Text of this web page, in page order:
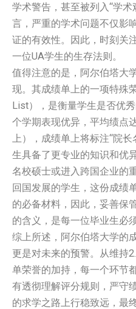
学术警告，甚至被列入“学
言，严重的学术问题不仅影
证的有效性。因此，时刻关
一位UA学生的生存法则。
值得注意的是，阿尔伯塔大
现。其成绩单上的一项特殊
List），是衡量学生是否优
个学期表现优异，平均绩点
上），成绩单上将标注“院
生具备了更专业的知识和优
名校硕士或进入跨国企业的
回国发展的学生，这份成绩
的必备材料，因此，妥善保
的含义，是每一位毕业生必
综上所述，阿尔伯塔大学的
更是对未来的预警。从维持
单荣誉的加持，每一个环节
有透彻理解评分规则，严守
的求学之路上行稳致远，最